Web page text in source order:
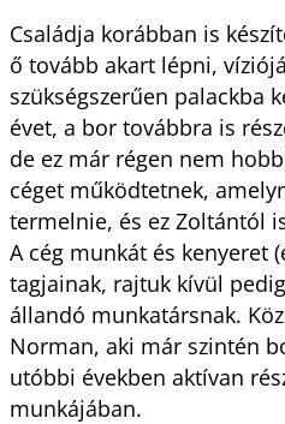
Családja korábban is
ő tovább akart lépni,
szükségszerűen palackba
évet, a bor továbbra is
de ez már régen nem
céget működtetnek,
termelnie, és ez Zoltántól
A cég munkát és kenyeret
tagjainak, rajtuk kívül
állandó munkatársnak.
Norman, aki már szintén
utóbbi években aktívan
munkájában.